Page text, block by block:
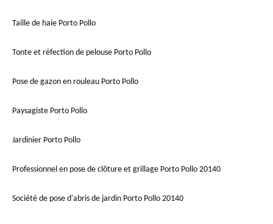
Taille de haie Porto Pollo
Tonte et réfection de pelouse Porto Pollo
Pose de gazon en rouleau Porto Pollo
Paysagiste Porto Pollo
Jardinier Porto Pollo
Professionnel en pose de clôture et grillage Porto Pollo 20140
Société de pose d'abris de jardin Porto Pollo 20140